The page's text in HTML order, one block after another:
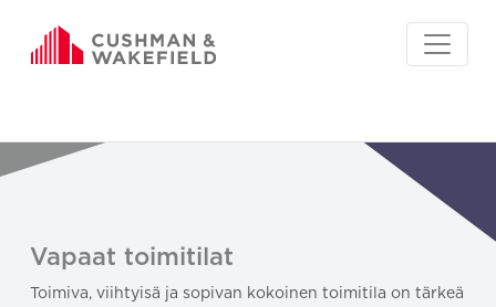
Vapaat toimitilat
Toimiva, viihtyisä ja sopivan kokoinen toimitila on tärkeä